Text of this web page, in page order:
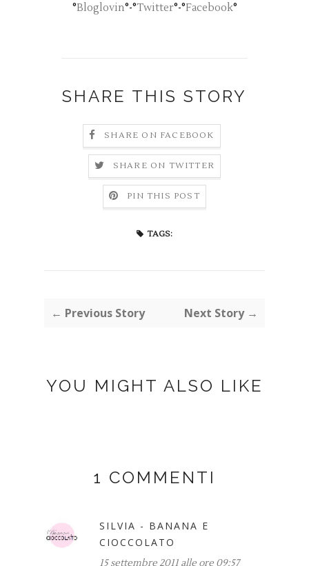
°Bloglovin°-°Twitter°-°Facebook°
SHARE THIS STORY
SHARE ON FACEBOOK
SHARE ON TWITTER
PIN THIS POST
TAGS:
← Previous Story Next Story →
YOU MIGHT ALSO LIKE
1 COMMENTI
SILVIA - BANANA E
CIOCCOLATO
15 settembre 2011 alle ore 09:57